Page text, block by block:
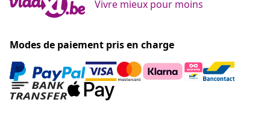
Vivre mieux pour moins
Modes de paiement pris en charge